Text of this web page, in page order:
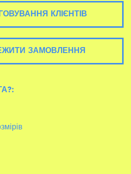
КЛІЄНТІВ
ЗАМОВЛЕННЯ